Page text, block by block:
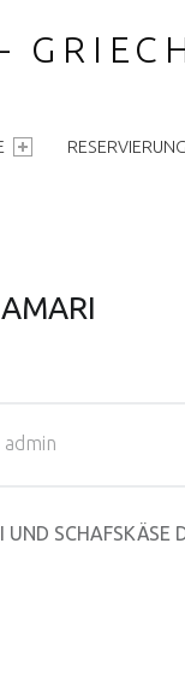
RESERVIERUNG
admin
SCHAFSKÄSE